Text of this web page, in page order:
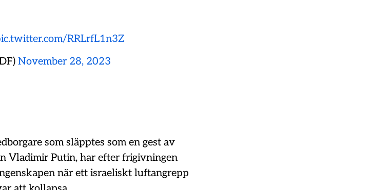
RRLrfL1n3Z
November 28, 2023
som släpptes som en gest av
Vladimir Putin, har efter frigivningen
när ett israeliskt luftangrepp